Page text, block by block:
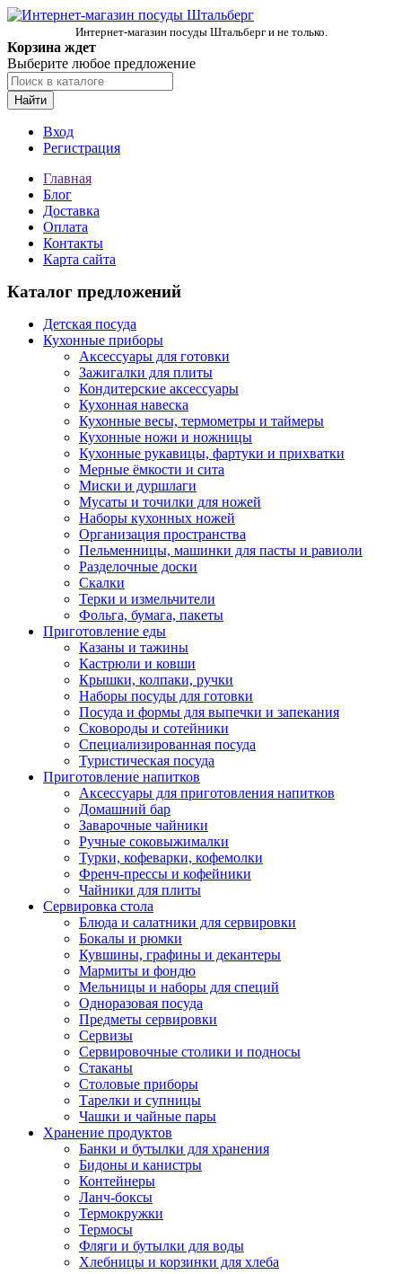
Интернет-магазин посуды Штальберг и не только.
Корзина ждет
Выберите любое предложение
Найти
Вход
Регистрация
Главная
Блог
Доставка
Оплата
Контакты
Карта сайта
Каталог предложений
Детская посуда
Кухонные приборы
Аксессуары для готовки
Зажигалки для плиты
Кондитерские аксессуары
Кухонная навеска
Кухонные весы, термометры и таймеры
Кухонные ножи и ножницы
Кухонные рукавицы, фартуки и прихватки
Мерные ёмкости и сита
Миски и дуршлаги
Мусаты и точилки для ножей
Наборы кухонных ножей
Организация пространства
Пельменницы, машинки для пасты и равиоли
Разделочные доски
Скалки
Терки и измельчители
Фольга, бумага, пакеты
Приготовление еды
Казаны и тажины
Кастрюли и ковши
Крышки, колпаки, ручки
Наборы посуды для готовки
Посуда и формы для выпечки и запекания
Сковороды и сотейники
Специализированная посуда
Туристическая посуда
Приготовление напитков
Аксессуары для приготовления напитков
Домашний бар
Заварочные чайники
Ручные соковыжималки
Турки, кофеварки, кофемолки
Френч-прессы и кофейники
Чайники для плиты
Сервировка стола
Блюда и салатники для сервировки
Бокалы и рюмки
Кувшины, графины и декантеры
Мармиты и фондю
Мельницы и наборы для специй
Одноразовая посуда
Предметы сервировки
Сервизы
Сервировочные столики и подносы
Стаканы
Столовые приборы
Тарелки и супницы
Чашки и чайные пары
Хранение продуктов
Банки и бутылки для хранения
Бидоны и канистры
Контейнеры
Ланч-боксы
Термокружки
Термосы
Фляги и бутылки для воды
Хлебницы и корзинки для хлеба